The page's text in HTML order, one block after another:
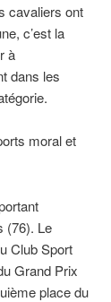
cavaliers ont
c’est la
à
dans les
moral et
(76). Le
Club Sport
Grand Prix
place du